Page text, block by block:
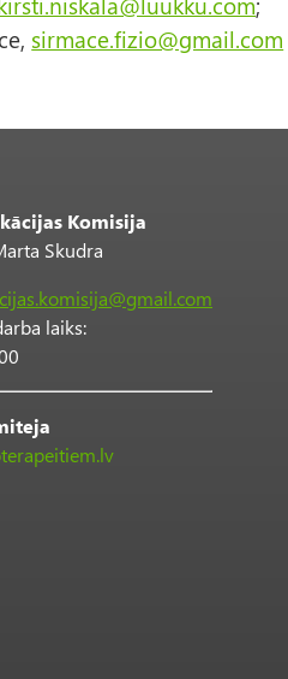
sirmace.fizio@gmail.com
Komisija
Skudra
laiks: